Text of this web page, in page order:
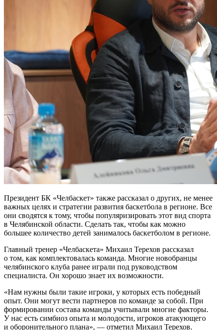
Президент БК «Челбаскет» также рассказал о других, не менее
важных целях и стратегии развития баскетбола в регионе. Все
они сводятся к тому, чтобы популяризировать этот вид спорта
в Челябинской области. Сделать так, чтобы как можно
большее количество детей занималось баскетболом в регионе.
Главный тренер «Челбаскета» Михаил Терехов рассказал
о том, как комплектовалась команда. Многие новобранцы
челябинского клуба ранее играли под руководством
специалиста. Он хорошо знает их возможности.
«Нам нужны были такие игроки, у которых есть победный
опыт. Они могут вести партнеров по команде за собой. При
формировании состава команды учитывали многие факторы.
У нас есть симбиоз опыта и молодости, игроков атакующего
и оборонительного плана», — отметил Михаил Терехов.